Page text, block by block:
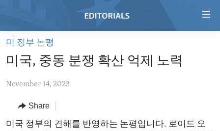
Skip
main
Skip
Navigation
HOME
VIDEO
RADIO
REGIONS
AFRICA
TOPICS
미 정부 논평
미국, 중동 분쟁 확산 억제 노력
November 14, 2023
Share
미국 정부의 견해를 반영하는 논평입니다. 로이드 오